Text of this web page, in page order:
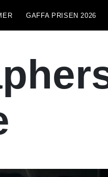
GAFFA PRISEN 2026